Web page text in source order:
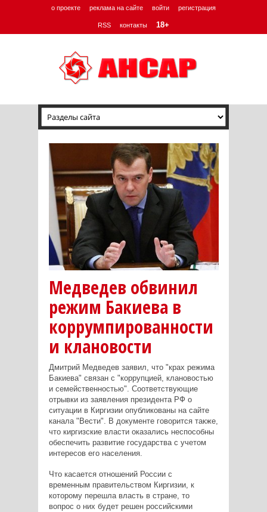
о проекте реклама на сайте войти регистрация
RSS контакты 18+
Медведев обвинил
режим Бакиева в
коррумпированности
и клановости
Дмитрий Медведев заявил, что "крах режима
Бакиева" связан с "коррупцией, клановостью
и семейственностью". Соответствующие
отрывки из заявления президента РФ о
ситуации в Киргизии опубликованы на сайте
канала "Вести". В документе говорится также,
что киргизские власти оказались неспособны
обеспечить развитие государства с учетом
интересов его населения.
Что касается отношений России с
временным правительством Киргизии, к
которому перешла власть в стране, то
вопрос о них будет решен российскими